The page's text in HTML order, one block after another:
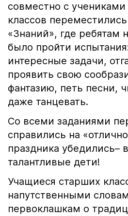
совместно с
классов
«Знаний», где ребятам
было пройти
интересные задачи,
проявить свою
фантазию, петь песни,
даже танцевать.
Со всеми заданиями
справились на
праздника убедились–
талантливые дети!
Учащиеся старших
напутственными
первоклашкам о